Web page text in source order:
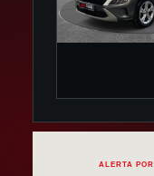
ALERTA POR